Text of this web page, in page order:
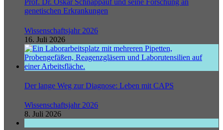
Prof. Dr. Oskar Schnappauf und seine Forschung an
genetischen Erkrankungen
Wissenschaftsjahr 2026
16. Juli 2026
Der lange Weg zur Diagnose: Leben mit CAPS
Wissenschaftsjahr 2026
8. Juli 2026